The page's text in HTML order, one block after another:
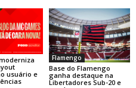
usuário e
Flamengo
Base do Flamengo
ganha destaque na
Libertadores Sub-20 e